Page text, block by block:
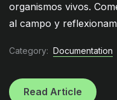
organismos vivos.
al campo y
Category: Documentation
Read Article